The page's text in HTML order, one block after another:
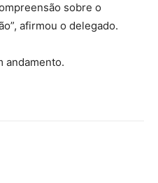
sobre o
afirmou o delegado.
andamento.